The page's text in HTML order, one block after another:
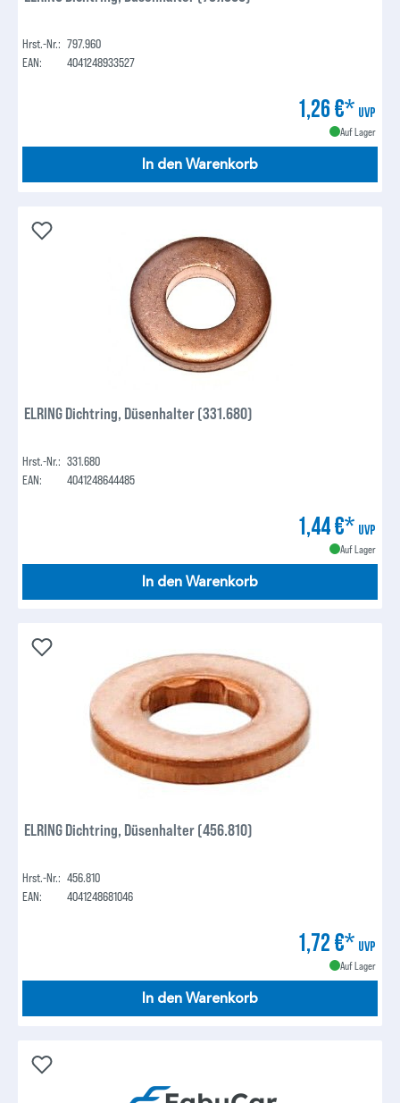
Hrst.-Nr.: 797.960
EAN:
4041248933527
1,26 €* UVP
Auf Lager
In den Warenkorb
ELRING Dichtring, Düsenhalter (331.680)
Hrst.-Nr.: 331.680
EAN:
4041248644485
1,44 €* UVP
Auf Lager
In den Warenkorb
ELRING Dichtring, Düsenhalter (456.810)
Hrst.-Nr.: 456.810
EAN:
4041248681046
1,72 €* UVP
Auf Lager
In den Warenkorb